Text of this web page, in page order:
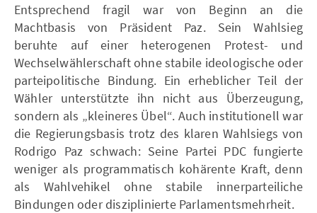
Entsprechend fragil war von Beginn an die
Machtbasis von Präsident Paz. Sein Wahlsieg
beruhte auf einer heterogenen Protest- und
Wechselwählerschaft ohne stabile ideologische oder
parteipolitische Bindung. Ein erheblicher Teil der
Wähler unterstützte ihn nicht aus Überzeugung,
sondern als „kleineres Übel“. Auch institutionell war
die Regierungsbasis trotz des klaren Wahlsiegs von
Rodrigo Paz schwach: Seine Partei PDC fungierte
weniger als programmatisch kohärente Kraft, denn
als Wahlvehikel ohne stabile innerparteiliche
Bindungen oder disziplinierte Parlamentsmehrheit.